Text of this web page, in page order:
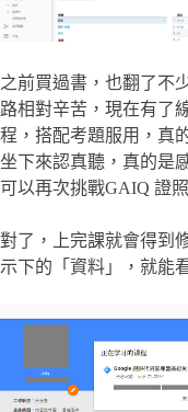
之前買過書，也翻了不
路相對辛苦，現在有了
程，搭配考題服用，真
坐下來認真聽，真的是
可以再次挑戰GAIQ 證
對了，上完課就會得到
示下的「資料」，就能